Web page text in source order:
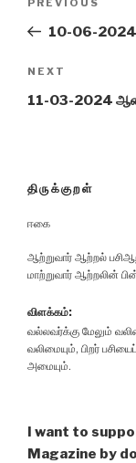
Previous
Post10-06-2024
Next
Post
NEXT
11-03-2024
திருக்குறள்
ஈகை
ஆற்றுவார் ஆற்றல்
மாற்றுவார் ஆற்றலின்
விளக்கம்:
வல்லவர்க்கு மேலும்
வலிமையும், பிறர்
அமையும்.
I want to
Magazine by